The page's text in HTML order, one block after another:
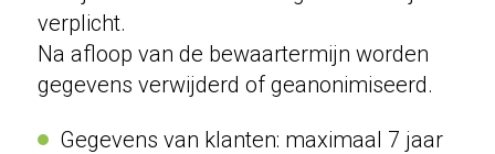
verplicht.
Na afloop van de bewaartermijn worden
gegevens verwijderd of geanonimiseerd.
Gegevens van klanten: maximaal 7 jaar